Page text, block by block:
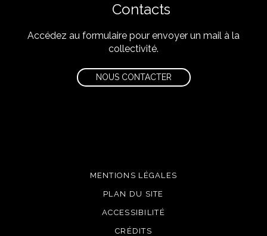
Contacts
Accédez au formulaire pour envoyer un mail à la
collectivité.
NOUS CONTACTER
MENTIONS LÉGALES
PLAN DU SITE
ACCESSIBILITÉ
CRÉDITS